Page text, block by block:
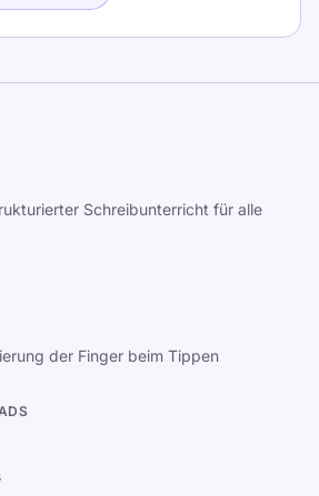
Schreibunterricht für alle
der Finger beim Tippen